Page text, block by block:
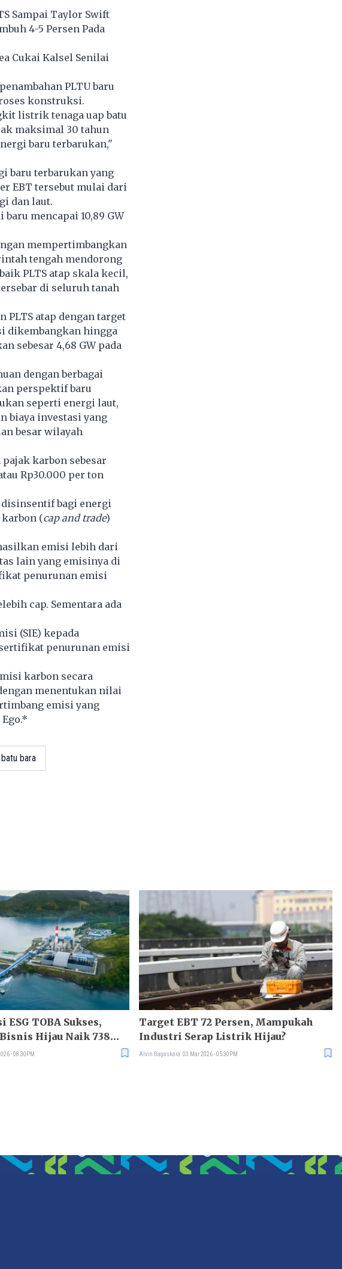
Sampai Taylor Swift
4-5 Persen Pada
Cukai Kalsel Senilai
PLTU baru
konstruksi.
listrik tenaga uap batu
maksimal 30 tahun
baru terbarukan,"
baru terbarukan yang
EBT tersebut mulai dari
dan laut.
mencapai 10,89 GW
mempertimbangkan
tengah mendorong
PLTS atap skala kecil,
di seluruh tanah
PLTS atap dengan target
dikembangkan hingga
sebesar 4,68 GW pada
dengan berbagai
perspektif baru
seperti energi laut,
biaya investasi yang
besar wilayah
karbon sebesar
Rp30.000 per ton
bagi energi
karbon (cap and trade)
emisi lebih dari
lain yang emisinya di
penurunan emisi
cap. Sementara ada
(SIE) kepada
penurunan emisi
karbon secara
menentukan nilai
emisi yang
batu bara
TOBA Sukses,
Hijau Naik 738
- 08:30PM
Target EBT 72 Persen, Mampukah
Industri Serap Listrik Hijau?
Alvin Bagaskara 03 Mar 2026 - 05:30PM